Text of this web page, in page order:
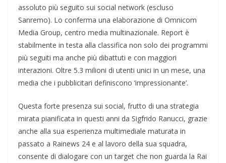
assoluto più seguito sui social network (escluso
Sanremo). Lo conferma una elaborazione di Omnicom
Media Group, centro media multinazionale. Report è
stabilmente in testa alla classifica non solo dei programmi
più seguiti ma anche più dibattuti e con maggiori
interazioni. Oltre 5.3 milioni di utenti unici in un mese, una
media che i pubblicitari definiscono ‘impressionante’.
Questa forte presenza sui social, frutto di una strategia
mirata pianificata in questi anni da Sigfrido Ranucci, grazie
anche alla sua esperienza multimediale maturata in
passato a Rainews 24 e al lavoro della sua squadra,
consente di dialogare con un target che non guarda la Rai